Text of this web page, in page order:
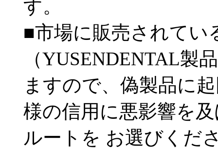
す。
■市場に販売されてい
（YUSENDENTAL製
ますので、偽製品に
様の信用に悪影響を
ルートを お選びくだ